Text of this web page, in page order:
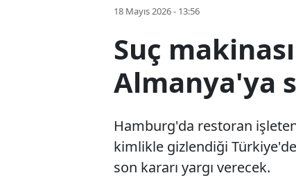
18 Mayıs 2026 - 13:56
Suç
Almanya'ya
Hamburg'da restoran
kimlikle gizlendiği Türkiye'de
son kararı yargı verecek.